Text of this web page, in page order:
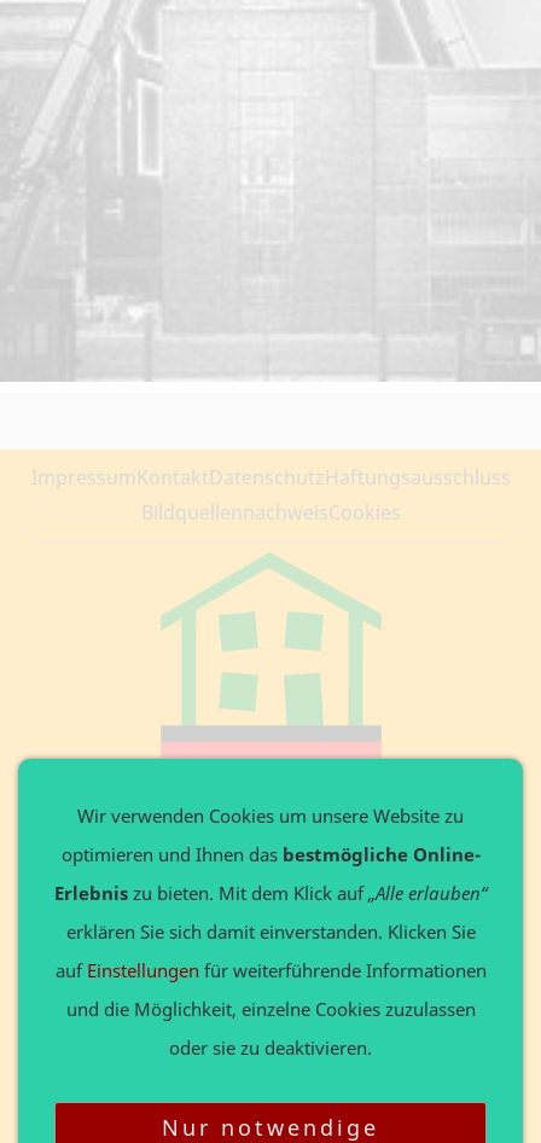
ImpressumKontaktDatenschutzHaftungsausschluss
BildquellennachweisCookies
Private Website
Ansprechpartner: Axel Döring
Leitenweg 3 in 87642 Halblech
Tel. +49 8368 9136648
Privat: www.Döring24.de
Wir verwenden Cookies um unsere Website zu
optimieren und Ihnen das bestmögliche Online-
Erlebnis zu bieten. Mit dem Klick auf„Alle erlauben“
erklären Sie sich damit einverstanden. Klicken Sie
auf Einstellungen für weiterführende Informationen
und die Möglichkeit, einzelne Cookies zuzulassen
oder sie zu deaktivieren.
Nur notwendige